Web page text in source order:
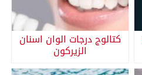
كتالوج درجات الوان اسنان
الزيركون